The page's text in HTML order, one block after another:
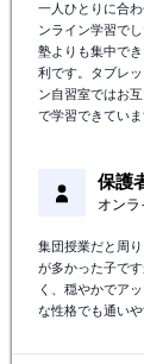
一人ひとりに合
ンライン学習で
塾よりも集中で
利です。タブレ
ン自習室ではお
で学習できていま
保護
オンラ
集団授業だと周
が多かった子で
く、穏やかでア
な性格でも通い